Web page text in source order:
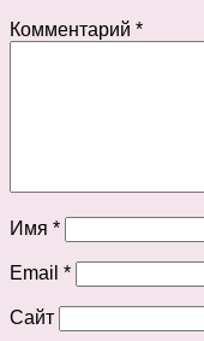
Комментарий *
Имя *
Email *
Сайт